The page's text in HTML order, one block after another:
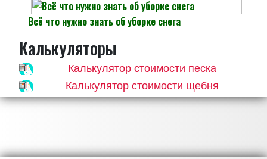
Всё что нужно знать об уборке снега
Калькуляторы
Калькулятор стоимости песка
Калькулятор стоимости щебня